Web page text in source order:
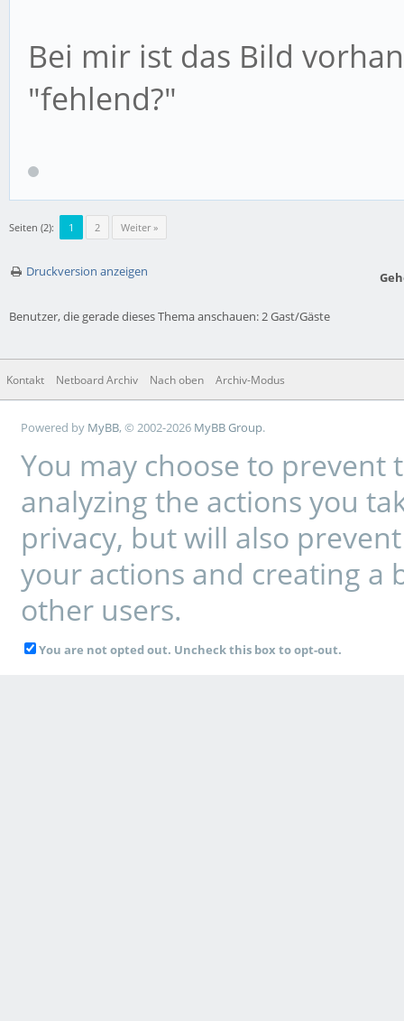
Bei mir ist das Bild
"fehlend?"
Seiten (2): 1 2 Weiter »
Druckversion anzeigen
Benutzer, die gerade dieses Thema anschauen: 2 Gast/Gäste
Kontakt Netboard Archiv Nach oben Archiv-Modus
Powered by MyBB, © 2002-2026 MyBB Group.
You may choose to
analyzing the actions you
privacy, but will also
your actions and creating a
other users.
You are not opted out. Uncheck this box to opt-out.